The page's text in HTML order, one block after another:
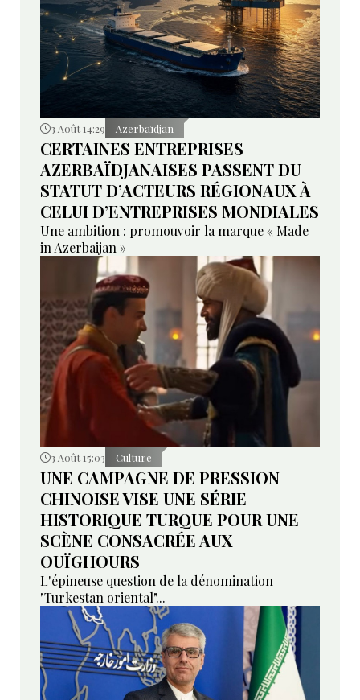
3 Août 14:29 Azerbaïdjan
CERTAINES ENTREPRISES
AZERBAÏDJANAISES PASSENT DU
STATUT D’ACTEURS RÉGIONAUX À
CELUI D’ENTREPRISES MONDIALES
Une ambition : promouvoir la marque « Made
in Azerbaijan »
3 Août 15:03 Culture
UNE CAMPAGNE DE PRESSION
CHINOISE VISE UNE SÉRIE
HISTORIQUE TURQUE POUR UNE
SCÈNE CONSACRÉE AUX
OUÏGHOURS
L'épineuse question de la dénomination
"Turkestan oriental"...